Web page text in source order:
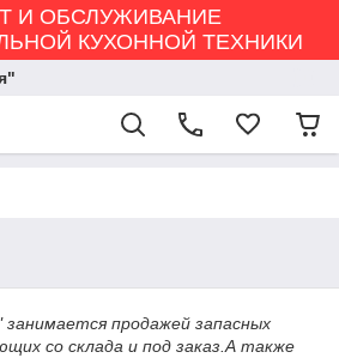
И ОБСЛУЖИВАНИЕ
КУХОННОЙ ТЕХНИКИ
занимается продажей запасных
со склада и под заказ.А также